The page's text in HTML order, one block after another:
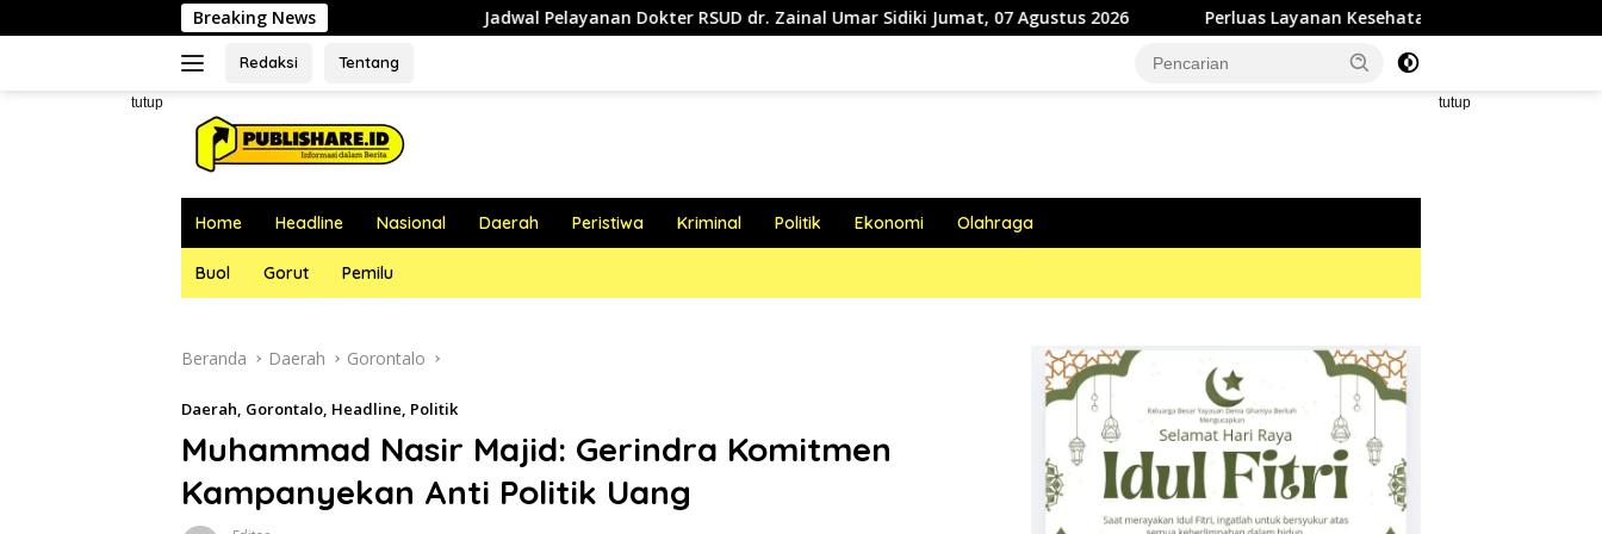
ke
Breaking News Jadwal Pelayanan Dokter RSUD dr. Zainal Umar Sidiki Jumat, 07 Agustus 2026 Perluas Layanan Kesehatan Gigi, RSUD dr. Zainal Umar Sidiki
Redaksi Tentang
tutup tutup
Home Headline Nasional Daerah Peristiwa Kriminal Politik Ekonomi Olahraga
Buol Gorut Pemilu
Beranda Daerah Gorontalo
Daerah, Gorontalo, Headline, Politik
Muhammad Nasir Majid: Gerindra Komitmen
Kampanyekan Anti Politik Uang